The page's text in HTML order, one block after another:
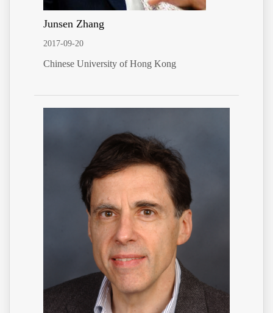
Junsen Zhang
2017-09-20
Chinese University of Hong Kong